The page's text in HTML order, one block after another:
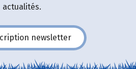
actualités.
newsletter